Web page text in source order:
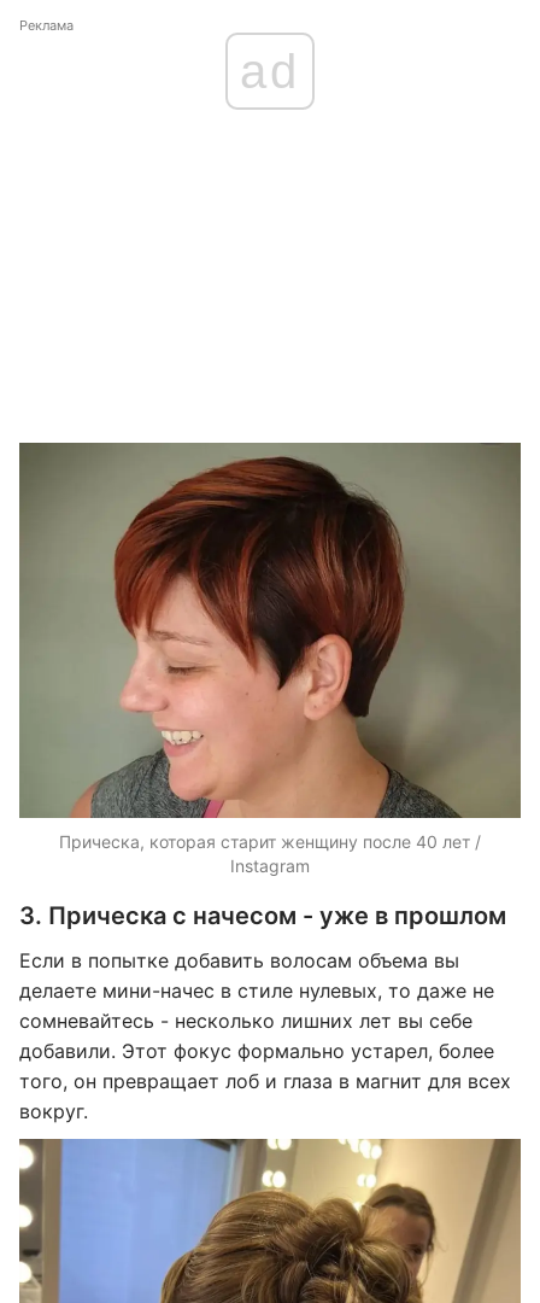
Реклама
ad
Прическа, которая старит женщину после 40 лет /
Instagram
3. Прическа с начесом - уже в прошлом
Если в попытке добавить волосам объема вы
делаете мини-начес в стиле нулевых, то даже не
сомневайтесь - несколько лишних лет вы себе
добавили. Этот фокус формально устарел, более
того, он превращает лоб и глаза в магнит для всех
вокруг.